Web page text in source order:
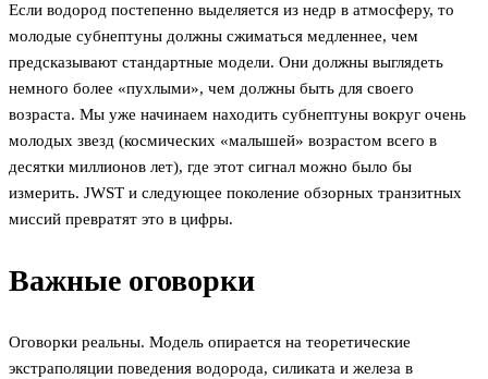
Если водород постепенно выделяется из недр в атмосферу, то
молодые субнептуны должны сжиматься медленнее, чем
предсказывают стандартные модели. Они должны выглядеть
немного более «пухлыми», чем должны быть для своего
возраста. Мы уже начинаем находить субнептуны вокруг очень
молодых звезд (космических «малышей» возрастом всего в
десятки миллионов лет), где этот сигнал можно было бы
измерить. JWST и следующее поколение обзорных транзитных
миссий превратят это в цифры.
Важные оговорки
Оговорки реальны. Модель опирается на теоретические
экстраполяции поведения водорода, силиката и железа в